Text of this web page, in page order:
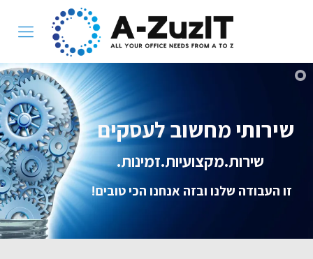
שירותי מחשוב לעסקים
!זו העבודה שלנו ובזה אנחנו הכי טובים
.שירות.מקצועיות.זמינות